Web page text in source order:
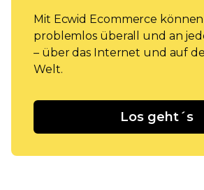
Mit Ecwid Ecommerce können
problemlos überall und an
– über das Internet und auf
Welt.
Los geht´s